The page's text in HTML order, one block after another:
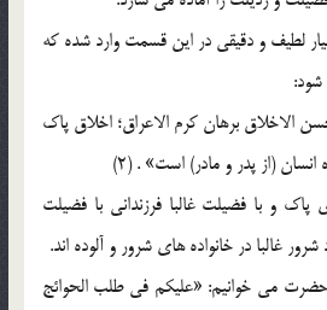
لطيف و دقيقي در اين قسمت وارد شده كه
الاخلاق برهان كرم الاعراق؛ اخلاق پاك
(از پدر و مادر) است» . (2)
پاك و با فضيلت غالبا فرزنداني با فضيلت
غالبا در خانواده هاي شرور و آلوده اند.
مي خوانيم: «عليكم في طلب الحوائج